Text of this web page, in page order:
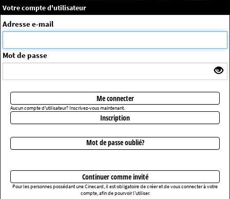
Message système
La séance choisie n'a pas été trouvée
Votre compte d'utilisateur
Adresse e-mail
Mot de passe
Me connecter
Aucun compte d'utilisateur? Inscrivez-vous maintenant.
Inscription
Mot de passe oublié?
Continuer comme invité
Pour les personnes possédant une Cinecard, il est obligatoire de créer et de vous connecter à votre
compte, afin de pourvoir l’utiliser.